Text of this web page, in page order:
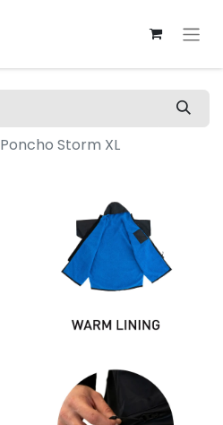
Poncho Storm XL